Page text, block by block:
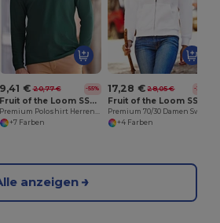
9,41 € 20,77 € -55%
Fruit of the Loom SS258
+7 Farben
17,28 € 28,05 € -38%
+4 Farben
anzeigen